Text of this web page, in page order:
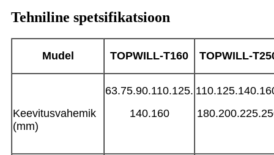
Tehniline spetsifikatsioon
Mudel TOPWILL-T160 TOPWILL-T
Keevitusvahemik
(mm)
63.75.90.110.125.
140.160